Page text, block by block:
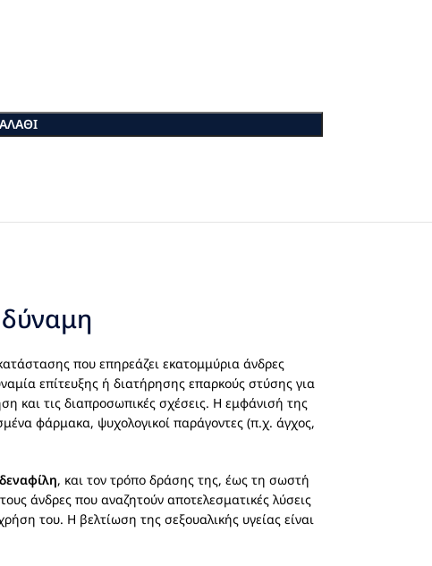
δύναμη
που επηρεάζει εκατομμύρια άνδρες
επίτευξης ή διατήρησης επαρκούς στύσης για
και τις διαπροσωπικές σχέσεις. Η εμφάνισή της
φάρμακα, ψυχολογικοί παράγοντες (π.χ. άγχος,
, και τον τρόπο δράσης της, έως τη σωστή
άνδρες που αναζητούν αποτελεσματικές λύσεις
του. Η βελτίωση της σεξουαλικής υγείας είναι